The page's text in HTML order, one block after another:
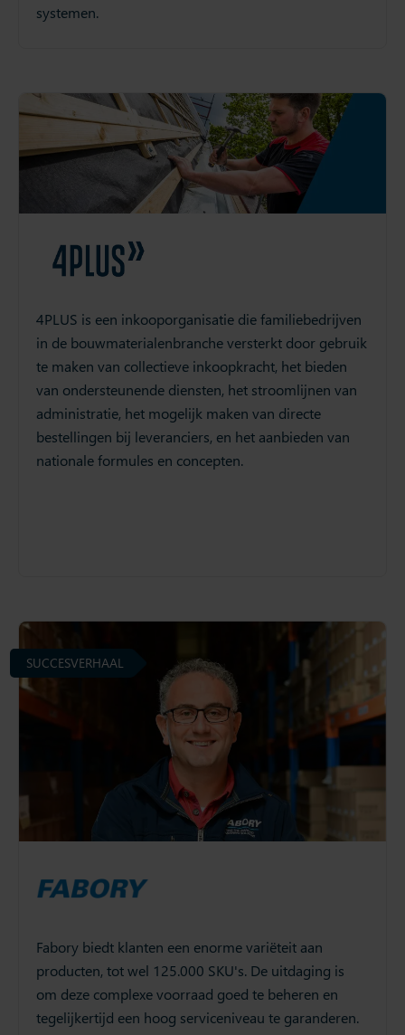
systemen.
4PLUS is een inkooporganisatie die familiebedrijven
in de bouwmaterialenbranche versterkt door gebruik
te maken van collectieve inkoopkracht, het bieden
van ondersteunende diensten, het stroomlijnen van
administratie, het mogelijk maken van directe
bestellingen bij leveranciers, en het aanbieden van
nationale formules en concepten.
Fabory biedt klanten een enorme variëteit aan
producten, tot wel 125.000 SKU's. De uitdaging is
om deze complexe voorraad goed te beheren en
tegelijkertijd een hoog serviceniveau te garanderen.
SUCCESVERHAAL